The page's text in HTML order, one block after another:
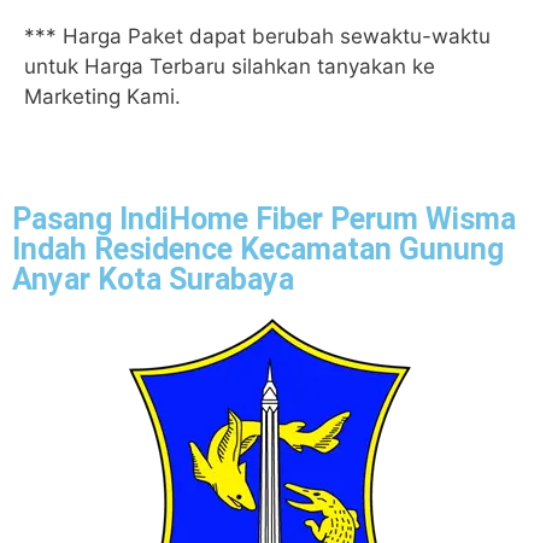
*** Harga Paket dapat berubah sewaktu-waktu
untuk Harga Terbaru silahkan tanyakan ke
Marketing Kami.
Pasang IndiHome Fiber Perum Wisma
Indah Residence Kecamatan Gunung
Anyar Kota Surabaya